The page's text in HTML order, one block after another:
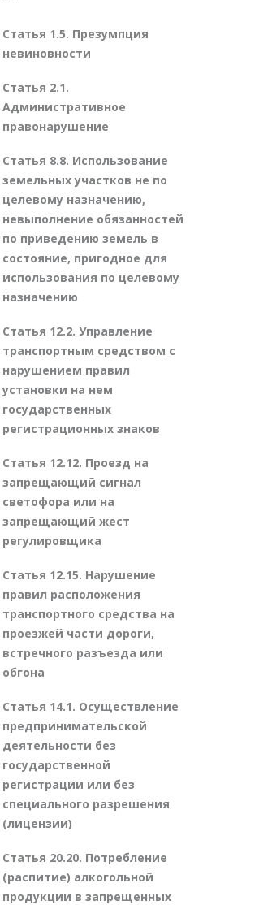
Статья 1.5. Презумпция
невиновности
Статья 2.1.
Административное
правонарушение
Статья 8.8. Использование
земельных участков не по
целевому назначению,
невыполнение обязанностей
по приведению земель в
состояние, пригодное для
использования по целевому
назначению
Статья 12.2. Управление
транспортным средством с
нарушением правил
установки на нем
государственных
регистрационных знаков
Статья 12.12. Проезд на
запрещающий сигнал
светофора или на
запрещающий жест
регулировщика
Статья 12.15. Нарушение
правил расположения
транспортного средства на
проезжей части дороги,
встречного разъезда или
обгона
Статья 14.1. Осуществление
предпринимательской
деятельности без
государственной
регистрации или без
специального разрешения
(лицензии)
Статья 20.20. Потребление
(распитие) алкогольной
продукции в запрещенных